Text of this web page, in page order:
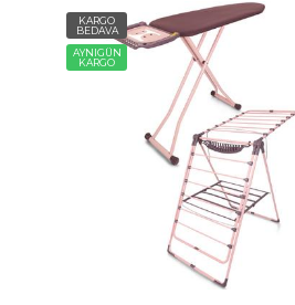
KARGO
BEDAVA
AYNIGÜN
KARGO